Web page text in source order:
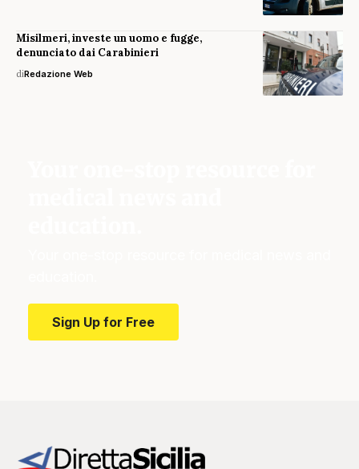
Misilmeri, investe un uomo e fugge,
denunciato dai Carabinieri
diRedazione Web
Sign Up for Free